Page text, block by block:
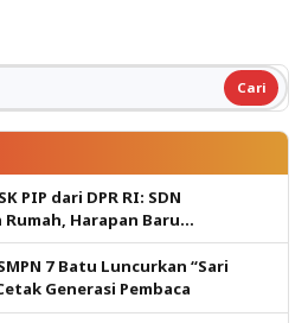
PIP dari DPR RI: SDN
Rumah, Harapan Baru
7 Batu Luncurkan “Sari
Generasi Pembaca